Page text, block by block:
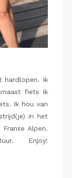
hardlopen. Ik
fiets ik
Ik hou van
in het
Alpen.
Enjoy!